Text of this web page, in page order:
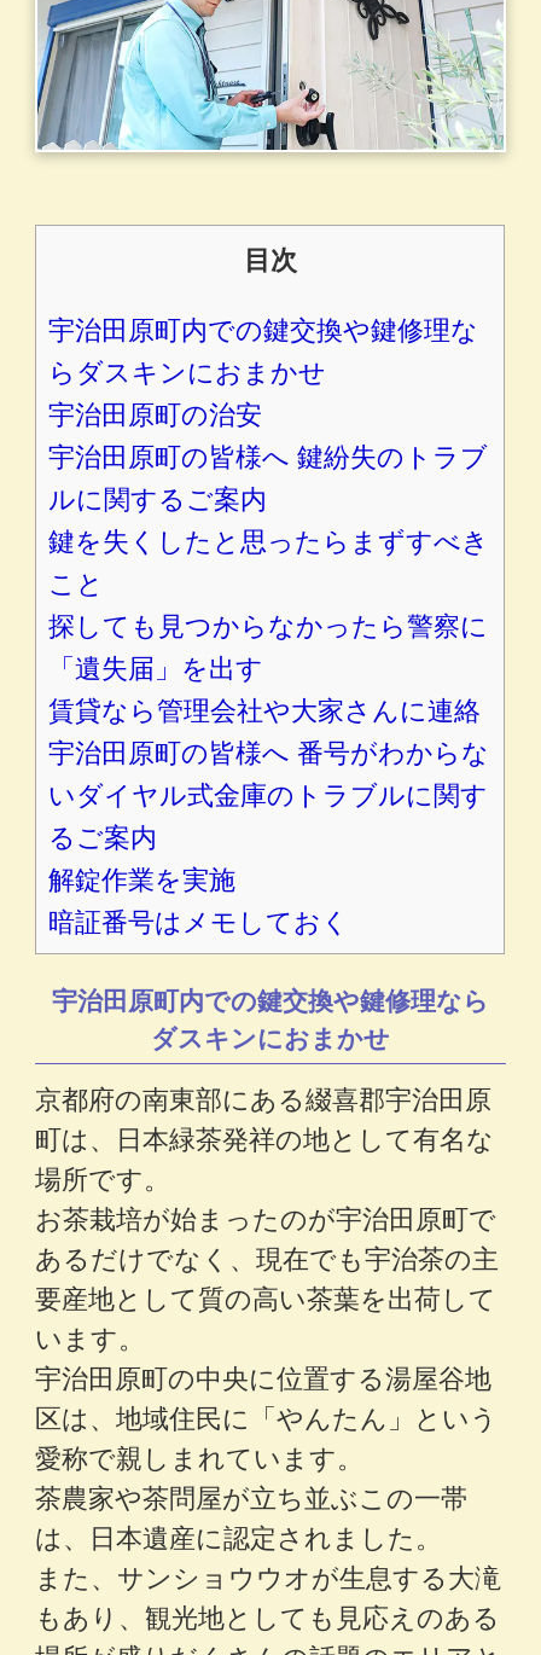
目次
宇治田原町内での鍵交換や鍵修理な
らダスキンにおまかせ
宇治田原町の治安
宇治田原町の皆様へ 鍵紛失のトラブ
ルに関するご案内
鍵を失くしたと思ったらまずすべき
こと
探しても見つからなかったら警察に
「遺失届」を出す
賃貸なら管理会社や大家さんに連絡
宇治田原町の皆様へ 番号がわからな
いダイヤル式金庫のトラブルに関す
るご案内
解錠作業を実施
暗証番号はメモしておく
宇治田原町内での鍵交換や鍵修理なら
ダスキンにおまかせ
京都府の南東部にある綴喜郡宇治田原
町は、日本緑茶発祥の地として有名な
場所です。
お茶栽培が始まったのが宇治田原町で
あるだけでなく、現在でも宇治茶の主
要産地として質の高い茶葉を出荷して
います。
宇治田原町の中央に位置する湯屋谷地
区は、地域住民に「やんたん」という
愛称で親しまれています。
茶農家や茶問屋が立ち並ぶこの一帯
は、日本遺産に認定されました。
また、サンショウウオが生息する大滝
もあり、観光地としても見応えのある